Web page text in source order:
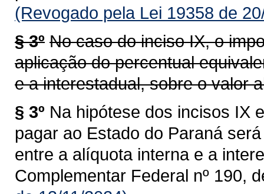
(Revogado pela Lei 19358 de
§ 3º No caso do inciso IX, o
aplicação do percentual
e a interestadual, sobre o valor
§ 3º Na hipótese dos incisos IX
pagar ao Estado do Paraná
entre a alíquota interna e a
Complementar Federal nº 190,